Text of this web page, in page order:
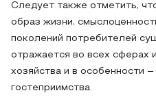
Следует также отметить,
образ жизни,
поколений потребителей
отражается во всех сферах
хозяйства и в особенности –
гостеприимства.